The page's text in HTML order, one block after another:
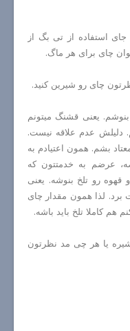
جای استفاده از تی بگ از
چای برای هر ماگ.
چای رو شیرین کنید.
یعنی قشنگ میتونم
دلیلش عدم علاقه نیست.
بشم. همون اعتیادم به
عرضم به خدمتتون که
قهوه رو تلخ بنوشه. یعنی
لذا همون مقدار چای
هم کاملا تلخ باید باشه.
شیره یا هر چی مد نظرتون